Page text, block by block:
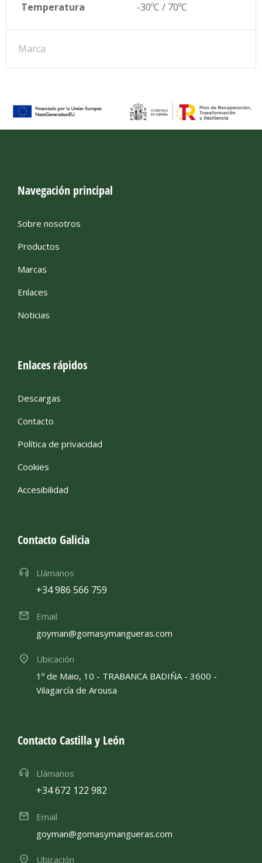
Temperatura -30ºC / 70ºC
Marca
Navegación principal
Sobre nosotros
Productos
Marcas
Enlaces
Noticias
Enlaces rápidos
Descargas
Contacto
Política de privacidad
Cookies
Accesibilidad
Contacto Galicia
Llámanos
+34 986 566 759
Email
goyman@gomasymangueras.com
Ubicación
1º de Maio, 10 - TRABANCA BADIÑA - 3600 -
Vilagarcía de Arousa
Contacto Castilla y León
Llámanos
+34 672 122 982
Email
goyman@gomasymangueras.com
Ubicación